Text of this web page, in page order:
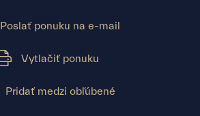
Poslať ponuku na e-mail
Vytlačiť ponuku
Pridať medzi obľúbené